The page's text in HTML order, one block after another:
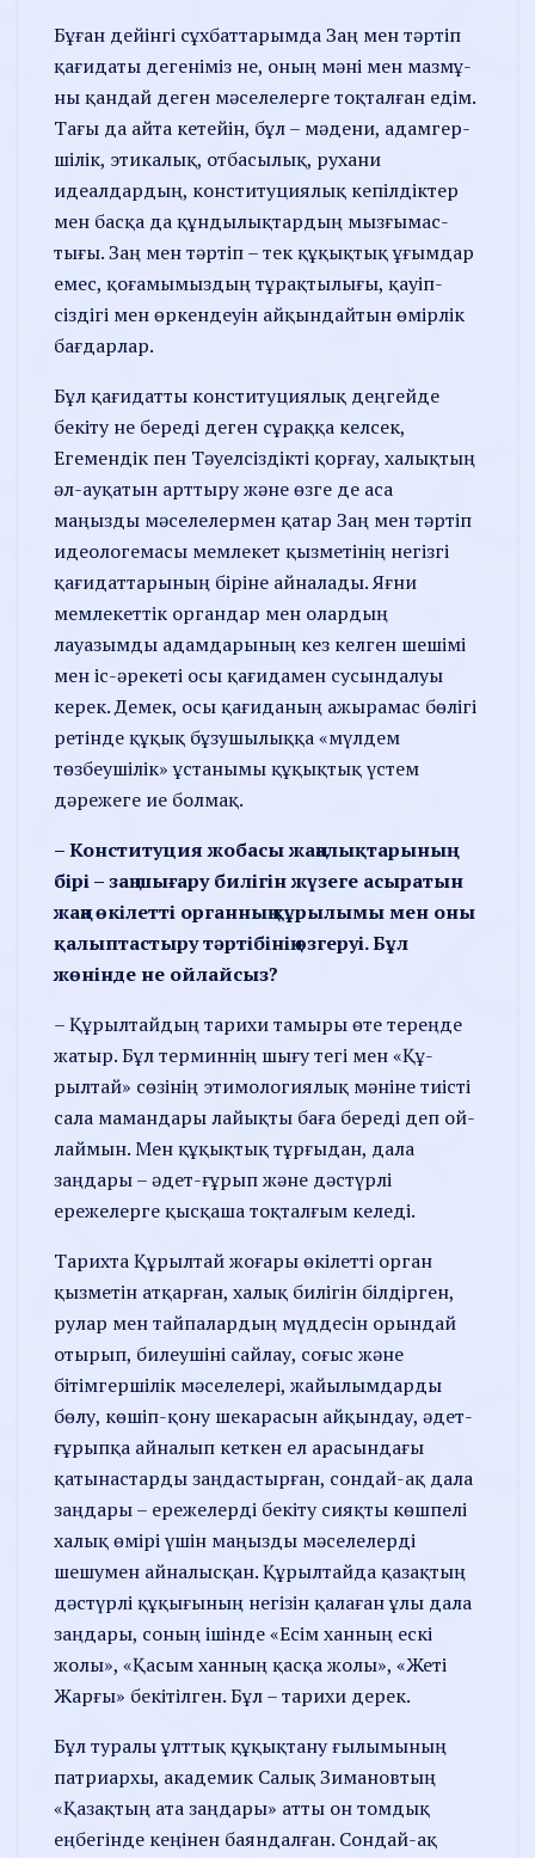
Бұған дейінгі сұхбатта­рым­да Заң мен тәртіп
қағидаты деге­німіз не, оның мәні мен мазмұ­
ны қандай деген мәселе­лерге тоқталған едім.
Тағы да айта ке­тейін, бұл – мәдени, адам­гер­
шілік, этикалық, отбасы­лық, руха­ни
идеалдардың, конс­­ти­туция­лық кепілдіктер
мен басқа да құн­дылықтардың мызғы­­мас­
тығы. Заң мен тәртіп – тек құ­қық­тық ұғымдар
емес, қоғамы­мыз­дың тұрақтылығы, қауіп­
сіздігі мен өркендеуін айқын­дайтын өмірлік
бағдарлар.
Бұл қағидатты конституциялық дең­гей­де
бекіту не береді деген сұраққа келсек,
Егемендік пен Тәуелсіздікті қорғау, халық­тың
әл-ауқатын арттыру және өзге де аса
маңызды мәселелермен қатар Заң мен тәртіп
идеологемасы мемлекет қызме­тінің негізгі
қағидаттарының біріне айна­лады. Яғни
мемлекеттік органдар мен олар­дың
лауазымды адамдарының кез келг­ен шешімі
мен іс-әрекеті осы қағи­да­мен сусындалуы
керек. Демек, осы қағи­да­ның ажырамас бөлігі
ретінде құқық бұзу­шылыққа «мүлдем
төзбеушілік» ұстаны­мы құқықтық үстем
дәрежеге ие болмақ.
– Конституция жобасы жаңа­лықтарының
бірі – заң шығару билігін жүзеге асыратын
жаңа өкілет­ті органның құрылымы мен оны
қа­лып­тастыру тәртібінің өзгеруі. Бұл
жөнінде не ойлайсыз?
– Құрылтайдың тарихи та­мы­ры өте тереңде
жатыр. Бұл тер­миннің шығу тегі мен «Құ­
рылтай» сөзінің этимо­ло­гия­лық мәніне тиісті
сала мамандары лайықты баға береді деп ой­
лаймын. Мен құқықтық тұрғы­дан, дала
заңдары – әдет-ғұрып және дәстүрлі
ережелерге қыс­қаша тоқталғым келеді.
Тарихта Құрылтай жоғары өкілетті орган
қызметін атқарған, халық билігін білдірген,
рулар мен тайпалардың мүддесін орындай
отырып, билеушіні сайлау, соғыс және
бітімгершілік мәселе­лері, жайылымдарды
бөлу, көшіп-қону шекарасын айқындау, әдет-
ғұрыпқа айналып кеткен ел арасындағы
қатынастарды заңдастырған, сондай-ақ дала
заңдары – ережелерді бекіту сияқты көшпелі
халық өмірі үшін маңызды мәселелерді
шешумен айналысқан. Құрылтайда қазақтың
дәстүрлі құқығының негізін қалаған ұлы дала
заңдары, соның ішінде «Есім ханның ескі
жолы», «Қасым ханның қасқа жолы», «Жеті
Жарғы» бекітілген. Бұл – тарихи дерек.
Бұл туралы ұлттық құқықтану ғылы­мының
патриархы, академик Салық Зимановтың
«Қазақтың ата заңда­ры» атты он томдық
еңбегінде кеңі­нен баяндалған. Сондай-ақ